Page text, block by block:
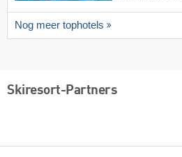
Nog meer tophotels
Skiresort-Partners